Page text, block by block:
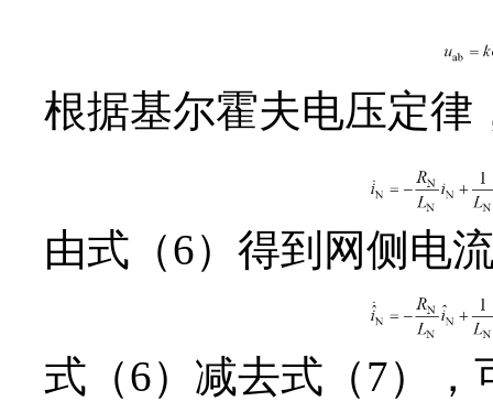
根据基尔霍夫电压定律
由式（6）得到网侧电
式（6）减去式（7）